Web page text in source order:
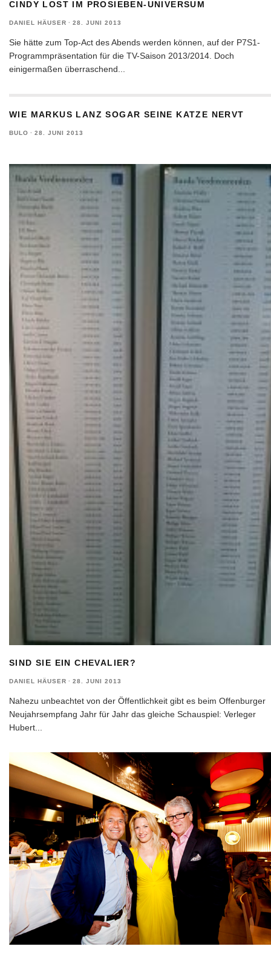
CINDY LOST IM PROSIEBEN-UNIVERSUM
DANIEL HÄUSER · 28. JUNI 2013
Sie hätte zum Top-Act des Abends werden können, auf der P7S1-
Programmpräsentation für die TV-Saison 2013/2014. Doch
einigermaßen überraschend
WIE MARKUS LANZ SOGAR SEINE KATZE NERVT
BULO · 28. JUNI 2013
SIND SIE EIN CHEVALIER?
DANIEL HÄUSER · 28. JUNI 2013
Nahezu unbeachtet von der Öffentlichkeit gibt es beim Offenburger
Neujahrsempfang Jahr für Jahr das gleiche Schauspiel: Verleger
Hubert...